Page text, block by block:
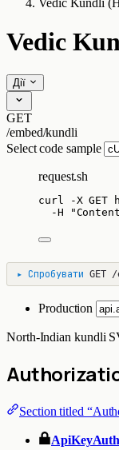
Vedic Kundli
Vedic
Дії
GET
/embed/kundli
Select code sample
request.sh
curl -X GET
-H
"
▸ Спробувати GET /
Production
North-Indian kundli
Section titled
ApiKeyAuth